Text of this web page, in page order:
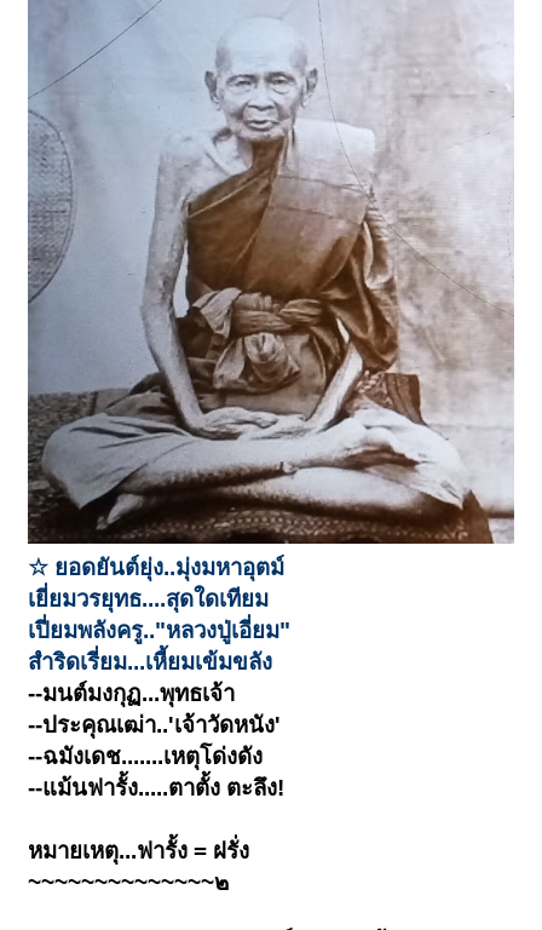
☆ ยอดยันต์ยุ่ง..มุ่งมหาอุตม์
เยี่ยมวรยุทธ....สุดใดเทียม
เปี่ยมพลังครู.."หลวงปู่เอี่ยม"
สำริดเรี่ยม...เหี้ยมเข้มขลัง
--มนต์มงกุฏ...พุทธเจ้า
--ประคุณเฒ่า..'เจ้าวัดหนัง'
--ฉมังเดช.......เหตุโด่งดัง
--แม้นฟารั้ง.....ตาตั้ง ตะลึง!
หมายเหตุ...ฟารั้ง = ฝรั่ง
~~~~~~~~~~~~~~๒